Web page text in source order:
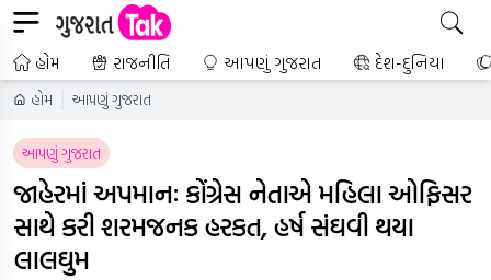
હોમ રાજનીતિ આપણું ગુજરાત દેશ-દુનિયા
હોમ આપણું ગુજરાત
આપણું ગુજરાત
જાહેરમાં અપમાનઃ કોંગ્રેસ નેતાએ મહિલા ઓફિસર
સાથે કરી શરમજનક હરકત, હર્ષ સંઘવી થયા
લાલઘુમ